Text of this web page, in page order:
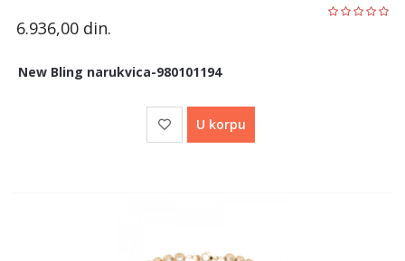
6.936,00 din.
New Bling narukvica-980101194
U korpu